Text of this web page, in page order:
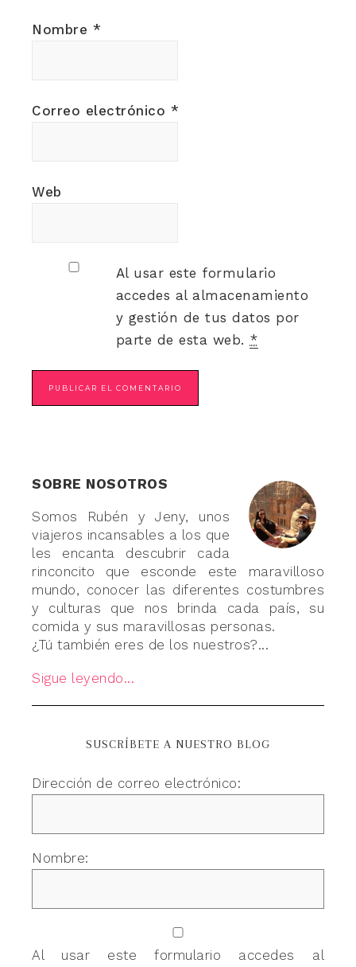
Nombre *
Correo electrónico *
Web
Al usar este formulario
accedes al almacenamiento
y gestión de tus datos por
parte de esta web. *
SOBRE NOSOTROS
Somos Rubén y Jeny, unos
viajeros incansables a los que
les encanta descubrir cada
rinconcito que esconde este maravilloso
mundo, conocer las diferentes costumbres
y culturas que nos brinda cada país, su
comida y sus maravillosas personas.
¿Tú también eres de los nuestros?...
Sigue leyendo...
SUSCRÍBETE A NUESTRO BLOG
Dirección de correo electrónico:
Nombre:
Al usar este formulario accedes al